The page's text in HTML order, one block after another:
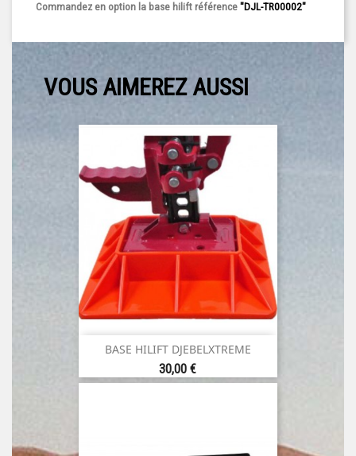
Commandez en option la base hilift référence "DJL-TR00002"
VOUS AIMEREZ AUSSI
BASE HILIFT DJEBELXTREME
Prix
30,00 €